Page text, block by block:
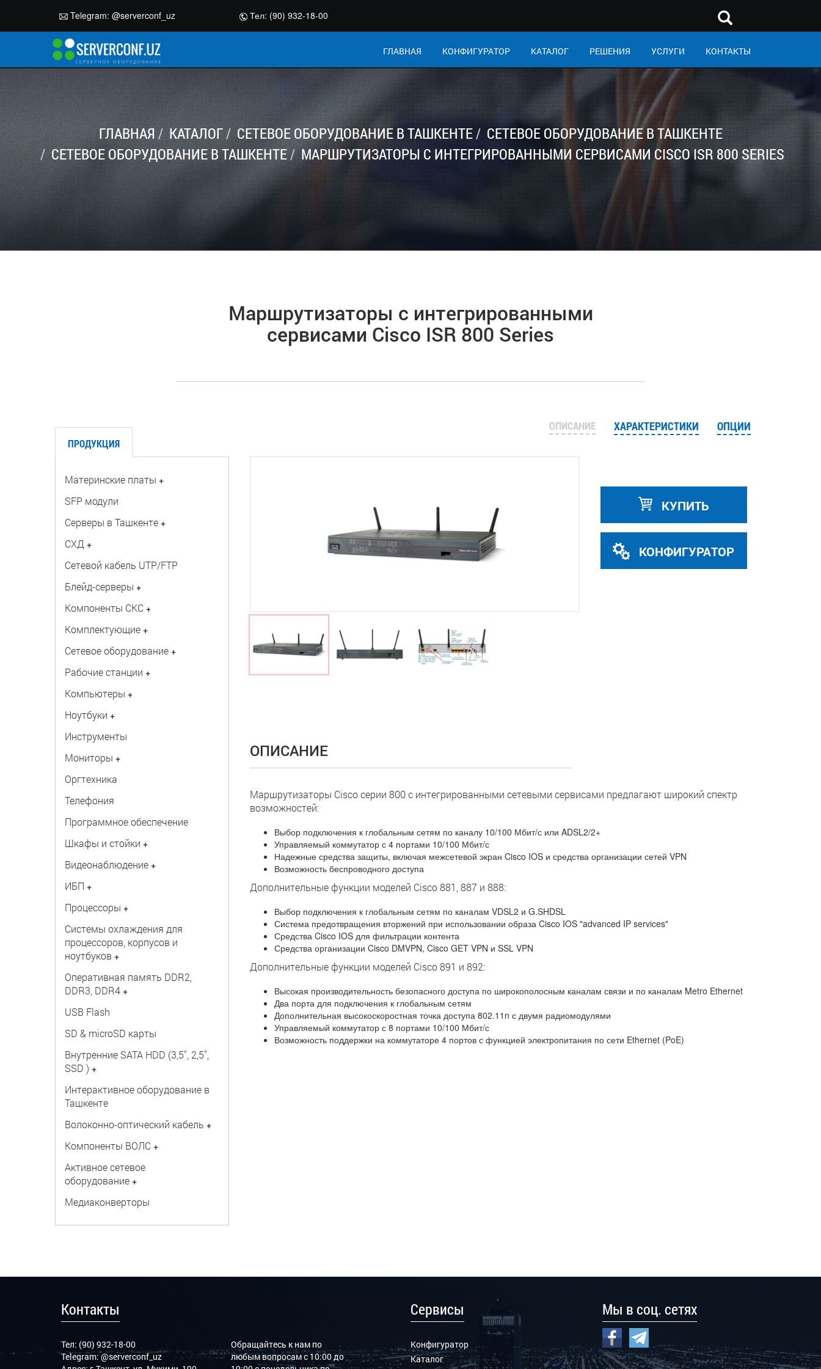
Telegram: @serverconf_uz Тел: (90) 932-18-00
ГЛАВНАЯ КОНФИГУРАТОР КАТАЛОГ РЕШЕНИЯ УСЛУГИ КОНТАКТЫ
ГЛАВНАЯ КАТАЛОГ СЕТЕВОЕ ОБОРУДОВАНИЕ В ТАШКЕНТЕ
СЕТЕВОЕ ОБОРУДОВАНИЕ В ТАШКЕНТЕ
СЕТЕВОЕ ОБОРУДОВАНИЕ В ТАШКЕНТЕ
МАРШРУТИЗАТОРЫ С ИНТЕГРИРОВАННЫМИ СЕРВИСАМИ CISCO ISR 800 SERIES
Маршрутизаторы с интегрированными
сервисами Cisco ISR 800 Series
ПРОДУКЦИЯ
Материнские платы +
SFP модули
Серверы в Ташкенте +
СХД +
Сетевой кабель UTP/FTP
Блейд-серверы +
Компоненты СКС +
Комплектующие +
Сетевое оборудование +
Рабочие станции +
Компьютеры +
Ноутбуки +
Инструменты
Мониторы +
Оргтехника
Телефония
Программное обеспечение
Шкафы и стойки +
Видеонаблюдение +
ИБП +
Процессоры +
Системы охлаждения для
процессоров, корпусов и
ноутбуков +
Оперативная память DDR2,
DDR3, DDR4 +
USB Flash
SD & microSD карты
Внутренние SATA HDD (3,5", 2,5",
SSD ) +
Интерактивное оборудование в
Ташкенте
Волоконно-оптический кабель +
Компоненты ВОЛС +
Активное сетевое
оборудование +
Медиаконверторы
ОПИСАНИЕ ХАРАКТЕРИСТИКИ ОПЦИИ
КУПИТЬ
КОНФИГУРАТОР
ОПИСАНИЕ
Маршрутизаторы Cisco серии 800 с интегрированными сетевыми сервисами предлагают широкий спектр
возможностей:
Выбор подключения к глобальным сетям по каналу 10/100 Мбит/с или ADSL2/2+
Управляемый коммутатор с 4 портами 10/100 Мбит/с
Надежные средства защиты, включая межсетевой экран Cisco IOS и средства организации сетей VPN
Возможность беспроводного доступа
Дополнительные функции моделей Cisco 881, 887 и 888:
Выбор подключения к глобальным сетям по каналам VDSL2 и G.SHDSL
Система предотвращения вторжений при использовании образа Cisco IOS "advanced IP services"
Средства Cisco IOS для фильтрации контента
Средства организации Cisco DMVPN, Cisco GET VPN и SSL VPN
Дополнительные функции моделей Cisco 891 и 892:
Высокая производительность безопасного доступа по широкополосным каналам связи и по каналам Metro Ethernet
Два порта для подключения к глобальным сетям
Дополнительная высокоскоростная точка доступа 802.11n с двумя радиомодулями
Управляемый коммутатор с 8 портами 10/100 Мбит/с
Возможность поддержки на коммутаторе 4 портов с функцией электропитания по сети Ethernet (PoE)
Контакты
Тел: (90) 932-18-00
Telegram:@serverconf_uz
Обращайтесь к нам по
любым вопросам с 10:00 до
Сервисы
Конфигуратор
Каталог
Мы в соц. сетях